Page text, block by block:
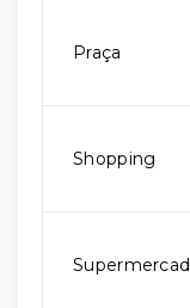
Praça
Shopping